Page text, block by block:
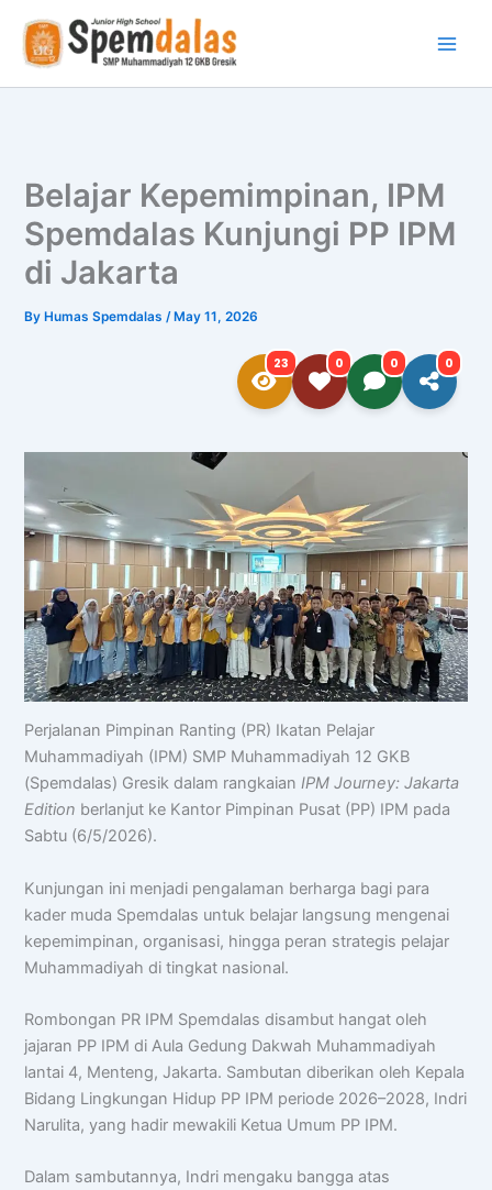
content
Belajar Kepemimpinan, IPM
Spemdalas Kunjungi PP IPM
di Jakarta
By Humas Spemdalas/ May 11, 2026
23 0 0 0
Perjalanan Pimpinan Ranting (PR) Ikatan Pelajar
Muhammadiyah (IPM) SMP Muhammadiyah 12 GKB
(Spemdalas) Gresik dalam rangkaianIPM Journey: Jakarta
Edition berlanjut ke Kantor Pimpinan Pusat (PP) IPM pada
Sabtu (6/5/2026).
Kunjungan ini menjadi pengalaman berharga bagi para
kader muda Spemdalas untuk belajar langsung mengenai
kepemimpinan, organisasi, hingga peran strategis pelajar
Muhammadiyah di tingkat nasional.
Rombongan PR IPM Spemdalas disambut hangat oleh
jajaran PP IPM di Aula Gedung Dakwah Muhammadiyah
lantai 4, Menteng, Jakarta. Sambutan diberikan oleh Kepala
Bidang Lingkungan Hidup PP IPM periode 2026–2028, Indri
Narulita, yang hadir mewakili Ketua Umum PP IPM.
Dalam sambutannya, Indri mengaku bangga atas